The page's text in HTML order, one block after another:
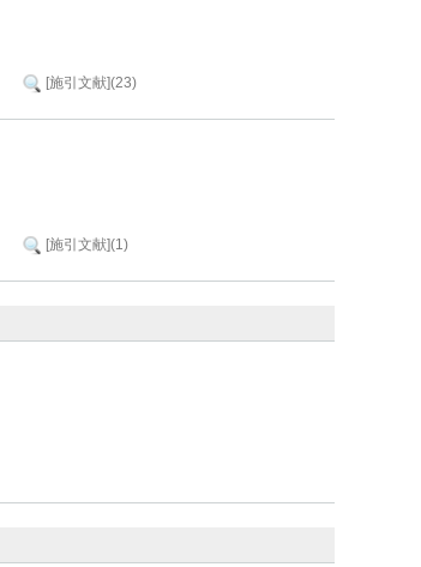
[施引文献](23)
[施引文献](1)